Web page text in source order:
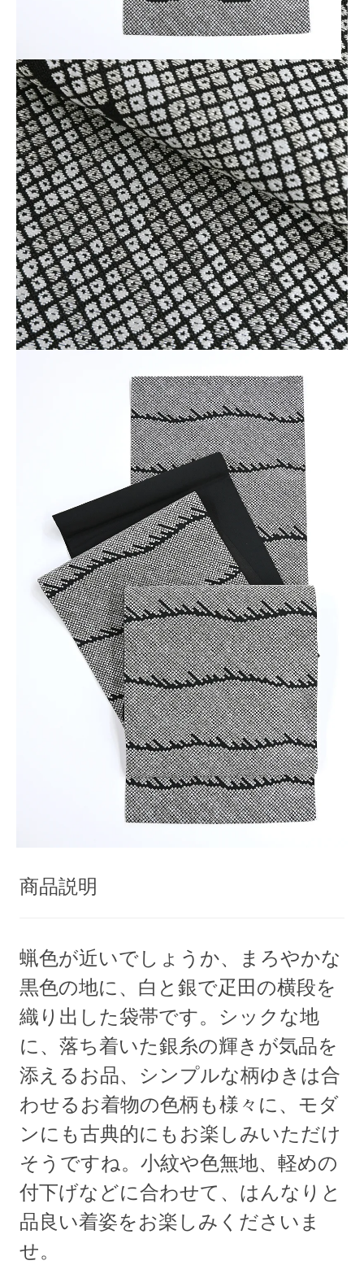
商品説明
蝋色が近いでしょうか、まろやかな
黒色の地に、白と銀で疋田の横段を
織り出した袋帯です。シックな地
に、落ち着いた銀糸の輝きが気品を
添えるお品、シンプルな柄ゆきは合
わせるお着物の色柄も様々に、モダ
ンにも古典的にもお楽しみいただけ
そうですね。小紋や色無地、軽めの
付下げなどに合わせて、はんなりと
品良い着姿をお楽しみくださいま
せ。